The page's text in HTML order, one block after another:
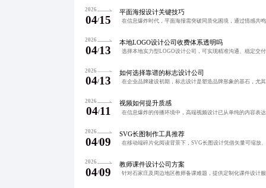
2026
04/15
平面海报设计关键技巧
2026
04/13
本地LOGO设计公司收费体系透明吗
2026
04/13
如何选择靠谱的标志设计公司
2026
04/11
视频如何提升质感
2026
04/09
SVG长图制作工具推荐
2026
04/09
教师课件设计公司方案